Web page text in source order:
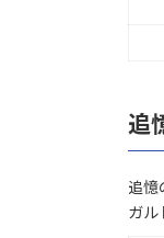
追
追憶
ガル